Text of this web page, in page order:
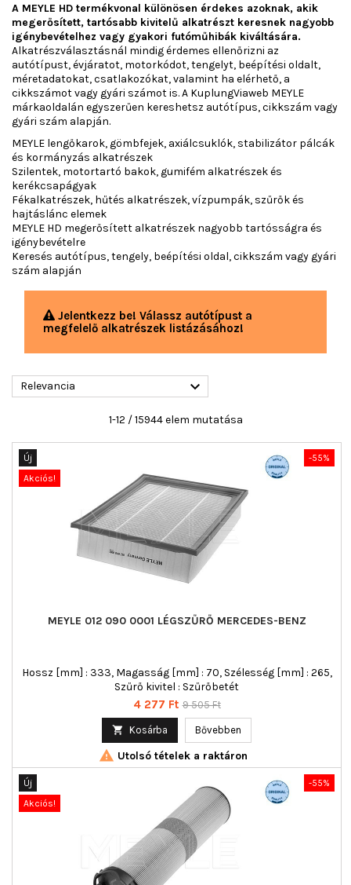
A MEYLE HD termékvonal különösen érdekes azoknak, akik
megerősített, tartósabb kivitelű alkatrészt keresnek nagyobb
igénybevételhez vagy gyakori futóműhibák kiváltására.
Alkatrészválasztásnál mindig érdemes ellenőrizni az
autótípust, évjáratot, motorkódot, tengelyt, beépítési oldalt,
méretadatokat, csatlakozókat, valamint ha elérhető, a
cikkszámot vagy gyári számot is. A KuplungViaweb MEYLE
márkaoldalán egyszerűen kereshetsz autótípus, cikkszám vagy
gyári szám alapján.
MEYLE lengőkarok, gömbfejek, axiálcsuklók, stabilizátor pálcák
és kormányzás alkatrészek
Szilentek, motortartó bakok, gumifém alkatrészek és
kerékcsapágyak
Fékalkatrészek, hűtés alkatrészek, vízpumpák, szűrők és
hajtáslánc elemek
MEYLE HD megerősített alkatrészek nagyobb tartósságra és
igénybevételre
Keresés autótípus, tengely, beépítési oldal, cikkszám vagy gyári
szám alapján
Jelentkezz be! Válassz autótípust a
megfelelő alkatrészek listázásához!
Relevancia 
1-12 / 15944 elem mutatása
-55%
Új
Akciós!
MEYLE 012 090 0001 LÉGSZŰRŐ MERCEDES-BENZ
Hossz [mm] : 333, Magasság [mm] : 70, Szélesség [mm] : 265,
Szűrő kivitel : Szűrőbetét
Ár
4 277 Ft Normál
9 505 Ft
 Kosárba Bővebben
 Utolsó tételek a raktáron
-55%
Új
Akciós!